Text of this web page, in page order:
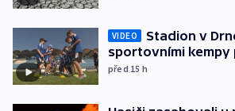
VIDEO
Stadion v
sportovními kempy
před 15 h